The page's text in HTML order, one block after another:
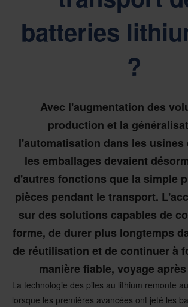
batteries
?
Avec l'augmentation des
production et la
l'automatisation dans les usines
les emballages devaient
d'autres fonctions que la simple
pièces pendant le transport.
sur des solutions capables de
forme, de durer plus longtemps
de réutilisation et de continuer à
manière fiable, voyage
La technologie des piles au lithium remonte
lorsque les premières avancées ont jeté les